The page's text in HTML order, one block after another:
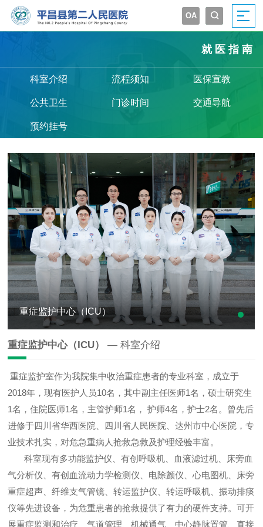
OA 

就医指南
科室介绍 流程须知 医保宣教
公共卫生 门诊时间 交通导航
预约挂号
重症监护中心（ICU）
重症监护中心（ICU） — 科室介绍
重症监护室作为我院集中收治重症患者的专业科室，成立于
2018年，现有医护人员10名，其中副主任医师1名，硕士研究生
1名，住院医师1名，主管护师1名， 护师4名，护士2名。曾先后
进修于四川省华西医院、四川省人民医院、达州市中心医院，专
业技术扎实，对危急重病人抢救急救及护理经验丰富。
科室现有多功能监护仪、有创呼吸机、血液滤过机、床旁血
气分析仪、有创血流动力学检测仪、电除颤仪、心电图机、床旁
重症超声、纤维支气管镜、转运监护仪、转运呼吸机、振动排痰
仪等先进设备，为危重患者的抢救提供了有力的硬件支持。可开
展重症监测和治疗、气道管理、机械通气、中心静脉置管、直接